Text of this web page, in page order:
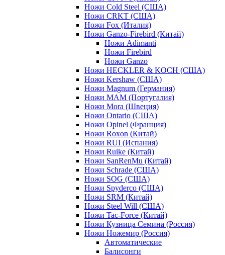
Ножи Cold Steel (США)
Ножи CRKT (США)
Ножи Fox (Италия)
Ножи Ganzo-Firebird (Китай)
Ножи Adimanti
Ножи Firebird
Ножи Ganzo
Ножи HECKLER & KOCH (США)
Ножи Kershaw (США)
Ножи Magnum (Германия)
Ножи MAM (Португалия)
Ножи Mora (Швеция)
Ножи Ontario (США)
Ножи Opinel (Франция)
Ножи Roxon (Китай)
Ножи RUI (Испания)
Ножи Ruike (Китай)
Ножи SanRenMu (Китай)
Ножи Schrade (США)
Ножи SOG (США)
Ножи Spyderco (США)
Ножи SRM (Китай)
Ножи Steel Will (США)
Ножи Tac-Force (Китай)
Ножи Кузница Семина (Россия)
Ножи Ножемир (Россия)
Автоматические
Балисонги